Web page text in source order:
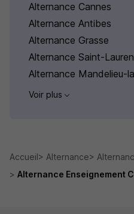
Alternance Cannes
Alternance Antibes
Alternance Grasse
Alternance Saint-
Alternance Mandelieu-
Voir plus
Accueil Alternance
Alternance Enseignement